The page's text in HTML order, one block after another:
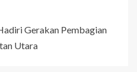
Gerakan Pembagian
Utara